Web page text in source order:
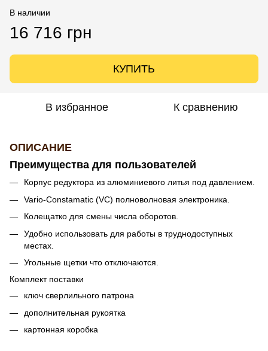
В наличии
16 716 грн
КУПИТЬ
В избранное К сравнению
ОПИСАНИЕ
Преимущества для пользователей
Корпус редуктора из алюминиевого литья под давлением.
Vario-Constamatic (VC) полноволновая электроника.
Колещатко для смены числа оборотов.
Удобно использовать для работы в труднодоступных
местах.
Угольные щетки что отключаются.
Комплект поставки
ключ сверлильного патрона
дополнительная рукоятка
картонная коробка